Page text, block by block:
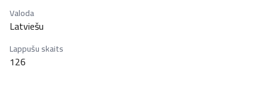
Valoda
Latviešu
Lappušu skaits
126